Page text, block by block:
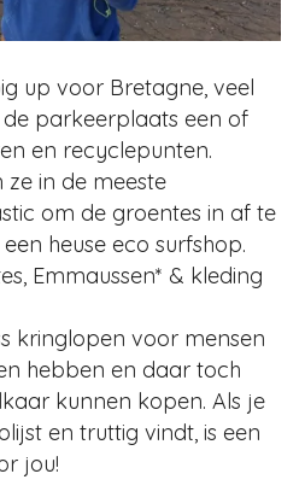
up voor Bretagne, veel
parkeerplaats een of
en recyclepunten.
in de meeste
om de groentes in af te
heuse eco surfshop.
Emmaussen* & kleding
kringlopen voor mensen
hebben en daar toch
kunnen kopen. Als je
en truttig vindt, is een
jou!